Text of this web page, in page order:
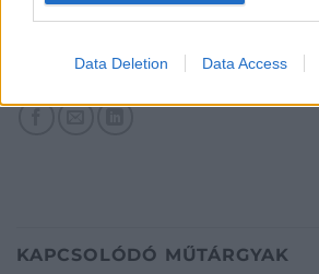
Data Deletion Data Access
magyar vizuális művészetről addig
GALÉRIA TOVÁBBI MŰTÁRGYAI
KAPCSOLÓDÓ MŰTÁRGYAK